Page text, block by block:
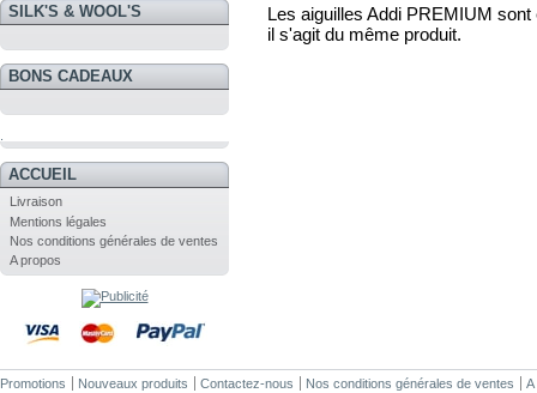
SILK'S & WOOL'S
BONS CADEAUX
ACCUEIL
Livraison
Mentions légales
Nos conditions générales de ventes
A propos
Les aiguilles Addi PREMIUM
il s'agit du même produit.
Promotions Nouveaux produits Contactez-nous Nos conditions générales de ventes A